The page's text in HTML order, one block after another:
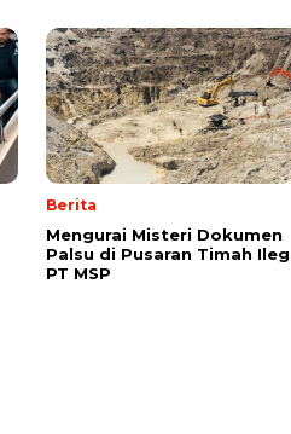
Berita
Mengurai Misteri Dokumen
Palsu di Pusaran Timah
PT MSP